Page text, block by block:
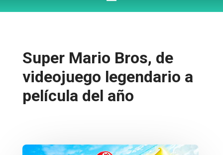
Super Mario Bros, de
videojuego legendario a
película del año